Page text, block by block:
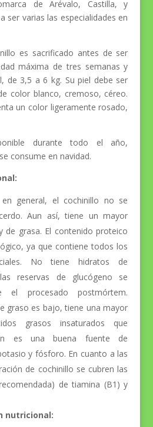
de Arévalo, Castilla, y
ser varias las especialidades en
es sacrificado antes de ser
máxima de tres semanas y
de 3,5 a 6 kg. Su piel debe ser
color blanco, cremoso, céreo.
un color ligeramente rosado,
durante todo el año,
consume en navidad.
general, el cochinillo no se
Aun así, tiene un mayor
de grasa. El contenido proteico
ya que contiene todos los
No tiene hidratos de
reservas de glucógeno se
el procesado postmórtem.
graso es bajo, tiene una mayor
grasos insaturados que
es una buena fuente de
y fósforo. En cuanto a las
de cochinillo se cubren las
de tiamina (B1) y
nutricional: